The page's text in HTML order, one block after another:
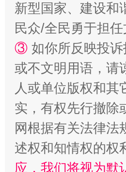
扯下公款旅游的“隐身衣”
新型国家、建设和
民众/全民勇于担
③ 如你所反映投
或不文明用语，请
人或单位版权和其
实，有权先行撤除
网根据有关法律法
述权和知情权的权
应，我们将视为默